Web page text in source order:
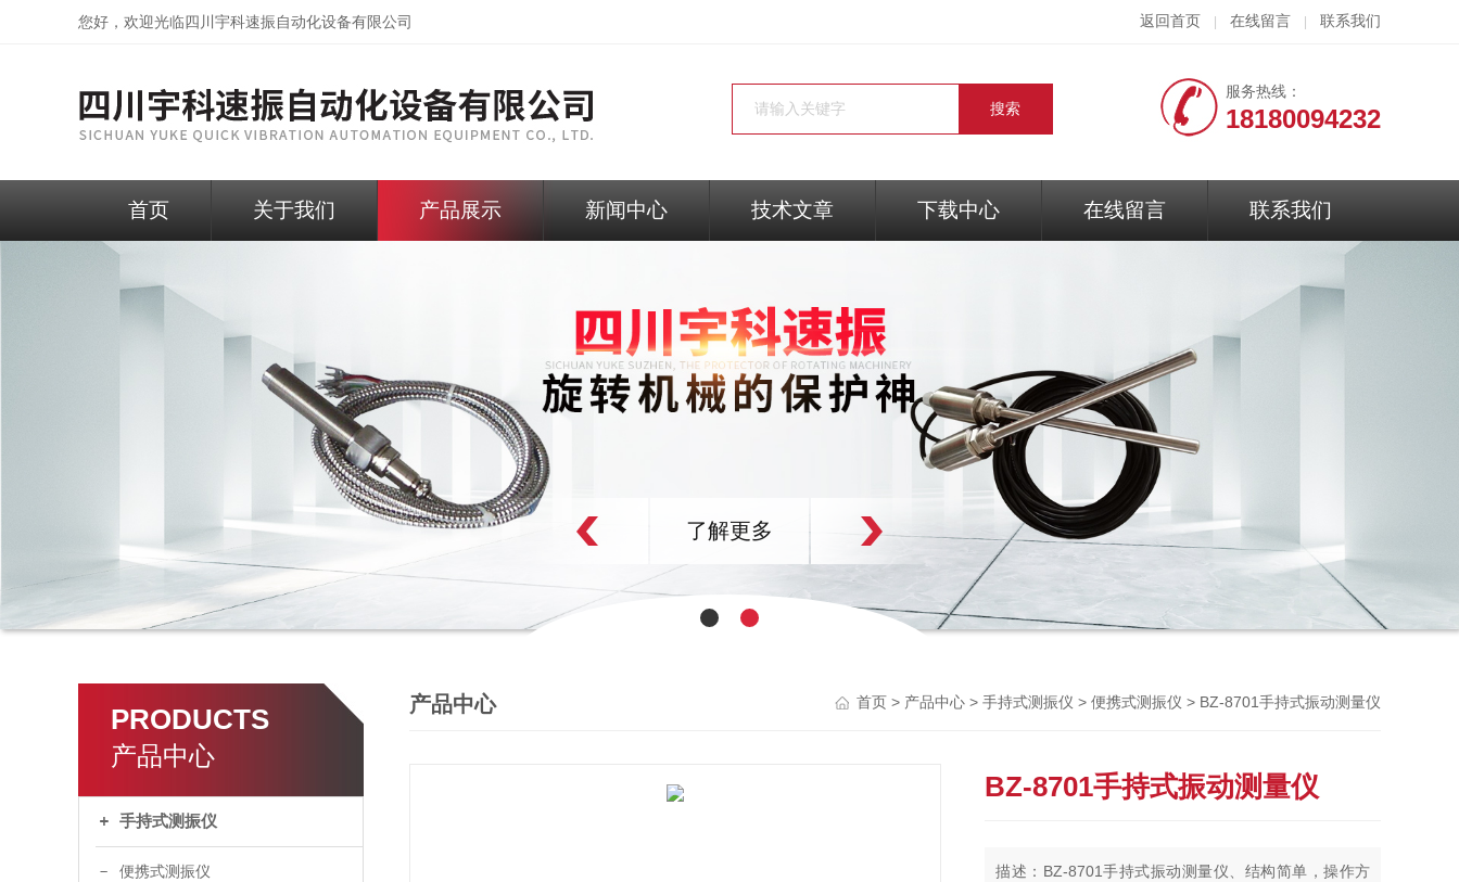
您好，欢迎光临 四川宇科速振自动化设备有限公司 返回首页 在线留言 联系我们
服务热线：
18180094232
首页 关于我们 产品展示 新闻中心 技术文章 下载中心 在线留言 联系我们
了解更多
PRODUCTS
产品中心
手持式测振仪
便携式测振仪
产品中心 首页 > 产品中心 > 手持式测振仪 > 便携式测振仪 > BZ-8701手持式振动测量仪
BZ-8701手持式振动测量仪
描述：BZ-8701手持式振动测量仪、结构简单，操作方